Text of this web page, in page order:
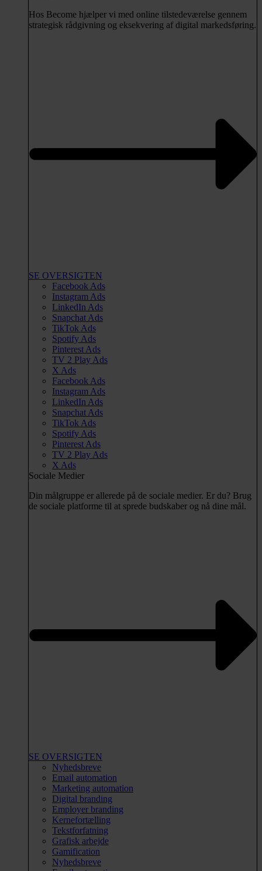
Hos Become hjælper vi med online tilstedeværelse gennem
strategisk rådgivning og eksekvering af digital markedsføring.
SE OVERSIGTEN
Facebook Ads
Instagram Ads
LinkedIn Ads
Snapchat Ads
TikTok Ads
Spotify Ads
Pinterest Ads
TV 2 Play Ads
X Ads
Facebook Ads
Instagram Ads
LinkedIn Ads
Snapchat Ads
TikTok Ads
Spotify Ads
Pinterest Ads
TV 2 Play Ads
X Ads
Sociale Medier
Din målgruppe er allerede på de sociale medier. Er du? Brug
de sociale platforme til at sprede budskaber og nå dine mål.
SE OVERSIGTEN
Nyhedsbreve
Email automation
Marketing automation
Digital branding
Employer branding
Kernefortælling
Tekstforfatning
Grafisk arbejde
Gamification
Nyhedsbreve